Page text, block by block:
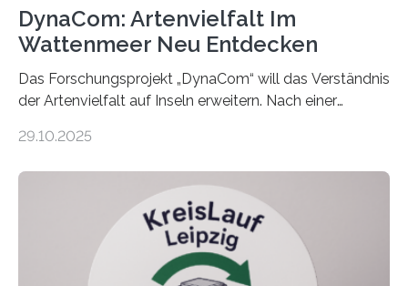
DynaCom: Artenvielfalt Im
Wattenmeer Neu Entdecken
Das Forschungsprojekt „DynaCom“ will das Verständnis
der Artenvielfalt auf Inseln erweitern. Nach einer
Beobachtungen im Wattenmeer ist nun eine große
Oldenburg befassen sich insbesondere damit, wie ein
Ökosystem gedeiht – und wie sich dieser Prozess
verlässlich prognostizieren lässt. Grünes Licht für
„DynaCom“: Die Deutsche Forschungsgemeinschaft
(DFG) fördert das Anfang 2019 gestartete
29.10.2025